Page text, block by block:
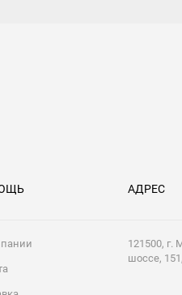
АДРЕС
121500, г.
шоссе,